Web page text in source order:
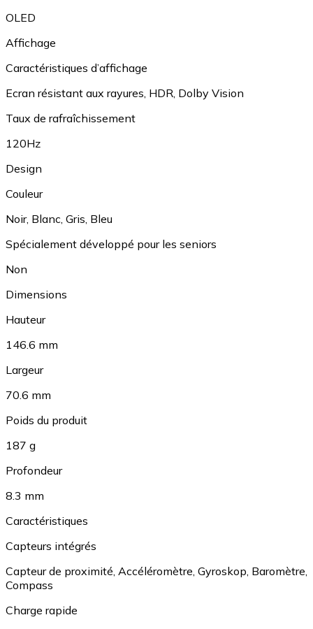
OLED
Affichage
Caractéristiques d’affichage
Ecran résistant aux rayures HDR Dolby Vision
Taux de rafraîchissement
120Hz
Design
Couleur
Noir, Blanc Gris Bleu
Spécialement développé pour les seniors
Non
Dimensions
Hauteur
146.6 mm
Largeur
70.6 mm
Poids du produit
187 g
Profondeur
8.3 mm
Caractéristiques
Capteurs intégrés
Capteur de proximité Accéléromètre Gyroskop Baromètre
Compass
Charge rapide